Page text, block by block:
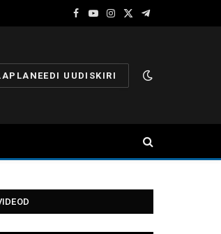
Facebook
YouTube
Instagram
X
Telegram
UUDISKIRI